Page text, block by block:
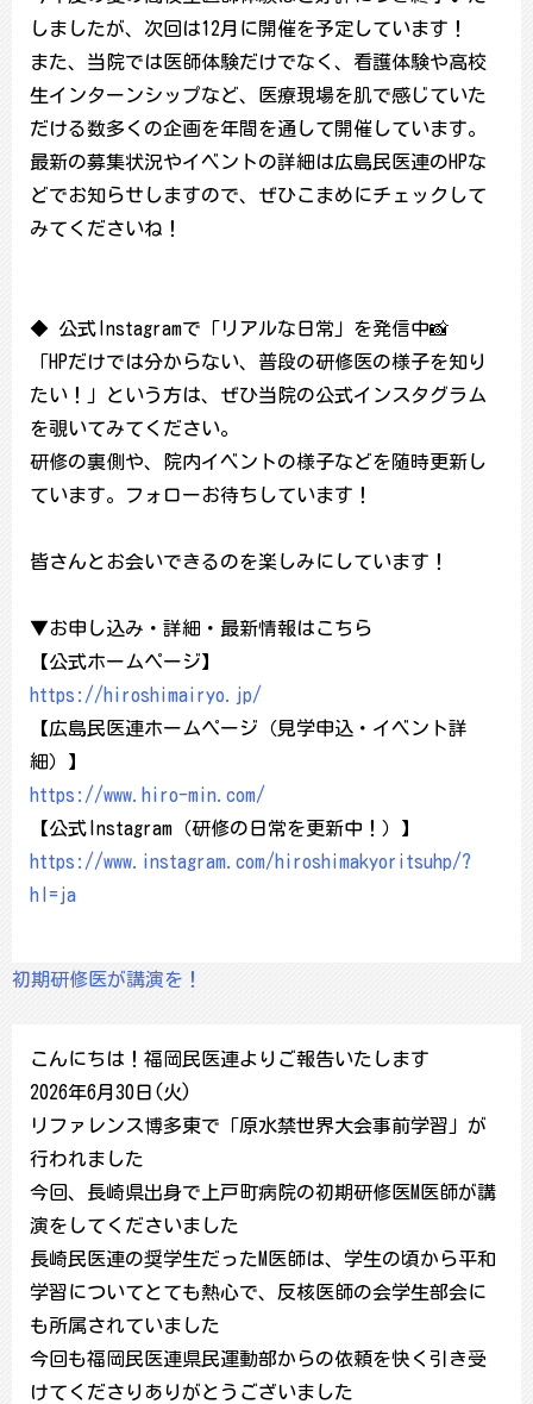
しましたが、次回は12月に開催を予定しています！
また、当院では医師体験だけでなく、看護体験や高校
生インターンシップなど、医療現場を肌で感じていた
だける数多くの企画を年間を通して開催しています。
最新の募集状況やイベントの詳細は広島民医連のHPな
どでお知らせしますので、ぜひこまめにチェックして
みてくださいね！
◆ 公式Instagramで「リアルな日常」を発信中📸
「HPだけでは分からない、普段の研修医の様子を知り
たい！」という方は、ぜひ当院の公式インスタグラム
を覗いてみてください。
研修の裏側や、院内イベントの様子などを随時更新し
ています。フォローお待ちしています！
皆さんとお会いできるのを楽しみにしています！
▼お申し込み・詳細・最新情報はこちら
【公式ホームページ】
https://hiroshimairyo.jp/
【広島民医連ホームページ（見学申込・イベント詳
細）】
https://www.hiro-min.com/
【公式Instagram（研修の日常を更新中！）】
https://www.instagram.com/hiroshimakyoritsuhp/?
hl=ja
初期研修医が講演を！
こんにちは！福岡民医連よりご報告いたします
2026年6月30日(火)
リファレンス博多東で「原水禁世界大会事前学習」が
行われました
今回、長崎県出身で上戸町病院の初期研修医M医師が講
演をしてくださいました
長崎民医連の奨学生だったM医師は、学生の頃から平和
学習についてとても熱心で、反核医師の会学生部会に
も所属されていました
今回も福岡民医連県民運動部からの依頼を快く引き受
けてくださりありがとうございました